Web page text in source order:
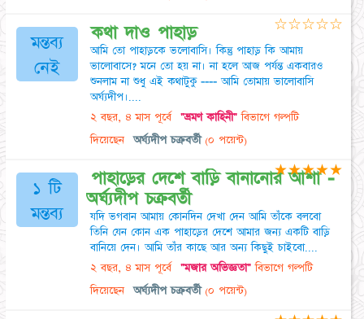
মন্তব্য
নেই
কথা দাও পাহাড়
আমি তো পাহাড়কে ভলোবাসি। কিন্তু পাহাড় কি আমায়
ভালোবাসে? মনে তো হয় না। না হলে আজ পর্যন্ত একবারও
শুনলাম না শুধু এই কথাটুকু ---- আমি তোমায় ভালোবাসি
অর্ঘ্যদীপ।....
২ বছর, ৪ মাস পূর্বে "ভ্রমণ কাহিনী"বিভাগে গল্পটি
দিয়েছেন
অর্ঘ্যদীপ চক্রবর্তী (০ পয়েন্ট)
☆☆☆☆☆
১ টি
মন্তব্য
পাহাড়ের দেশে বাড়ি বানানোর আশা -
অর্ঘ্যদীপ চক্রবর্তী
যদি ভগবান আমায় কোনদিন দেখা দেন আমি তাঁকে বলবো
তিনি যেন কোন এক পাহাড়ের দেশে আমার জন্য একটি বাড়ি
বানিয়ে দেন। আমি তাঁর কাছে আর অন্য কিছুই চাইবো....
২ বছর, ৪ মাস পূর্বে "মজার অভিজ্ঞতা"বিভাগে গল্পটি
দিয়েছেন
অর্ঘ্যদীপ চক্রবর্তী (০ পয়েন্ট)
★★★★★